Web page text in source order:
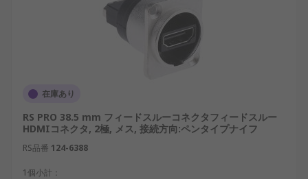
は差動伝送方式で送られるため、ノイズ耐性を確保
しながら高品質な出力を実現できます。
主な機能は、映像と音声の同時伝送、解像度やフレ
ームレートの維持、機器間制御信号のやり取りなど
です。たとえばAV機器では、1本のケーブルで複数
の信号をまとめて扱える点が利点になります。産業
用途では、安定した接続性と耐久性が重視されま
す。
HDMIコネクタとDisplayPortコネクタの違
在庫あり
RS PRO 38.5 mm フィードスルーコネクタフィードスルー
HDMIコネクタ, 2極, メス, 接続方向:ペンタイプナイフ
RS品番 124-6388
1個小計：